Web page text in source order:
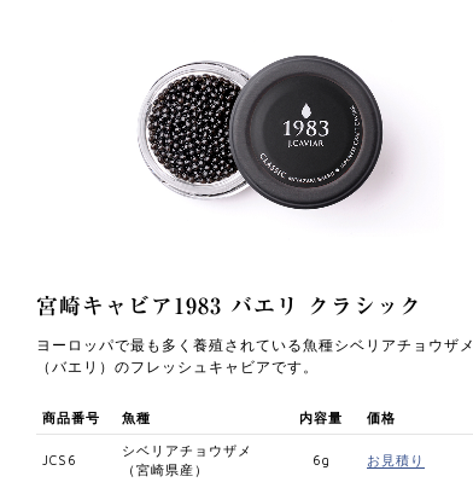
宮崎キャビア1983 バエリ クラシック
ヨーロッパで最も多く養殖されている魚種シベリアチョウザメ
（バエリ）のフレッシュキャビアです。
商品番号 魚種 内容量 価格
JCS6
シベリアチョウザメ
（宮崎県産）
6g お見積り